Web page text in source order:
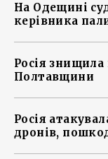
На Одещині
керівника
Росія знищила
Полтавщини
Росія
дронів,